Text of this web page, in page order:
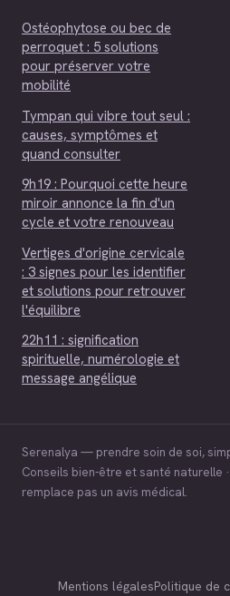
Ostéophytose ou bec de
perroquet : 5 solutions
pour préserver votre
mobilité
Tympan qui vibre tout seul :
causes, symptômes et
quand consulter
9h19 : Pourquoi cette heure
miroir annonce la fin d'un
cycle et votre renouveau
Vertiges d'origine cervicale
: 3 signes pour les identifier
et solutions pour retrouver
l'équilibre
22h11 : signification
spirituelle, numérologie et
message angélique
Serenalya — prendre soin de soi,
Conseils bien-être et santé naturelle
remplace pas un avis médical.
Mentions légalesPolitique de